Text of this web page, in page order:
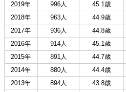
2019年
996人 45.1歳
2018年
963人 44.9歳
2017年
936人 44.8歳
2016年
914人 45.1歳
2015年
891人 44.7歳
2014年
880人 44.4歳
2013年
894人 43.8歳